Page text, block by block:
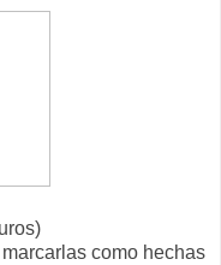
como hechas